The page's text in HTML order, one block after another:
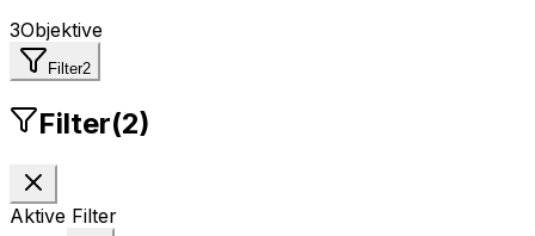
3Objektive
Filter2
Filter(2)
Aktive Filter